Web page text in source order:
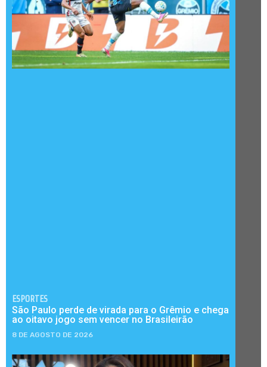
ESPORTES
São Paulo perde de virada para o Grêmio e chega
ao oitavo jogo sem vencer no Brasileirão
8 DE AGOSTO DE 2026